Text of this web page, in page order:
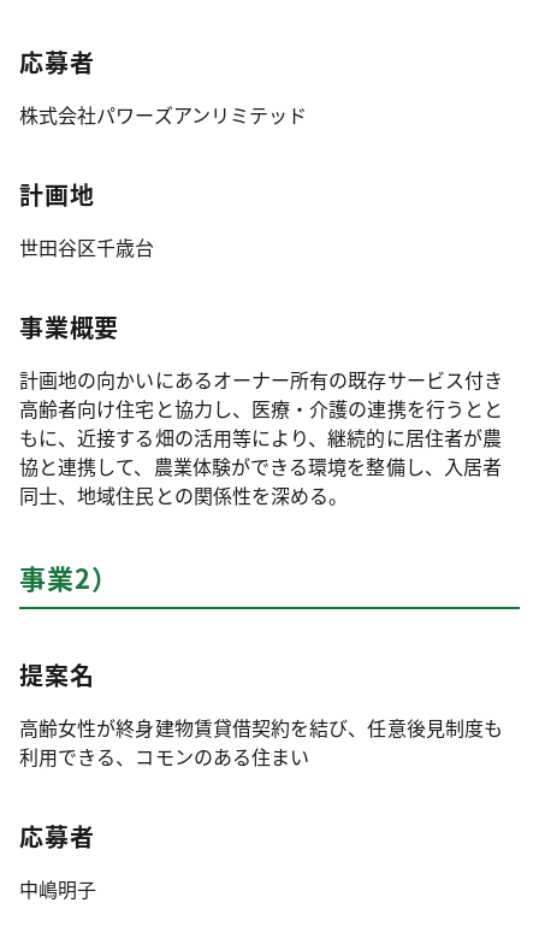
応募者
株式会社パワーズアンリミテッド
計画地
世田谷区千歳台
事業概要
計画地の向かいにあるオーナー所有の既存サービス付き
高齢者向け住宅と協力し、医療・介護の連携を行うとと
もに、近接する畑の活用等により、継続的に居住者が農
協と連携して、農業体験ができる環境を整備し、入居者
同士、地域住民との関係性を深める。
事業2）
提案名
高齢女性が終身建物賃貸借契約を結び、任意後見制度も
利用できる、コモンのある住まい
応募者
中嶋明子